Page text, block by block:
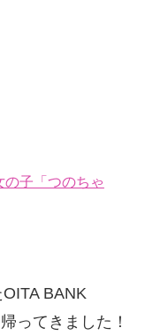
の子「つのちゃ
BANK
ってきました！